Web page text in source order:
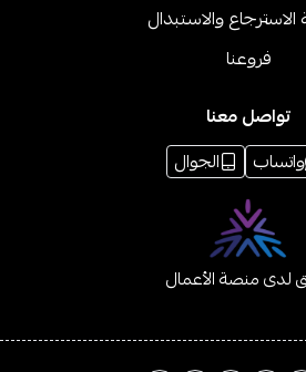
والاستبدال
فروعنا
تواصل معنا
واتساب
الجوال
لدى منصة الأعمال